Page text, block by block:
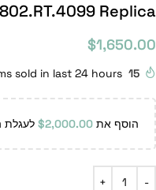
Replica
$1,650.00
15
sold in last 24 hours
הוסף את $2,000.00 לעגלת